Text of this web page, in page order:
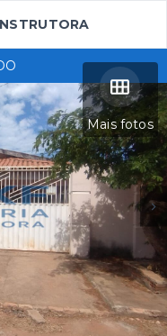
Mais fotos